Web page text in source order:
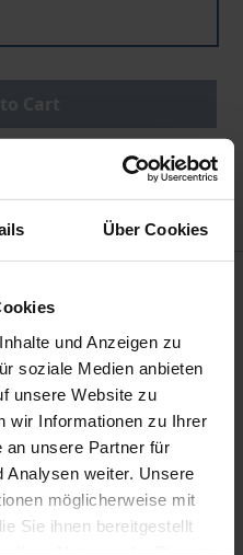
Über Cookies
und Anzeigen zu
soziale Medien anbieten
unsere Website zu
wir Informationen zu Ihrer
an unsere Partner für
Analysen weiter. Unsere
möglicherweise mit
Sie ihnen bereitgestellt
Rechts haben
sind zugleich
einer Epoche.
Begleiterscheinung
produktiver Faktor
was besonders am